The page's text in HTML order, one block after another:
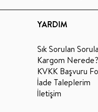
YARDIM
Sık Sorulan
Kargom Nerede?
KVKK Başvuru
İade Taleplerim
İletişim